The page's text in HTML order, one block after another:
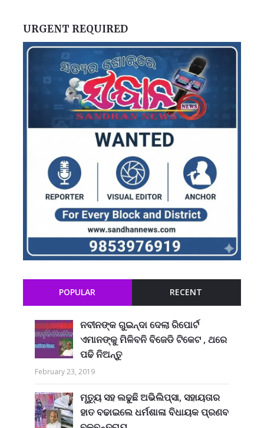
URGENT REQUIRED
POPULAR RECENT
ନବୀନଙ୍କ ଗୁଇନ୍ଦା ଦେଲା ରିପୋର୍ଟ
ଏମାନଙ୍କୁ ମିଳିବନି ବିଜେଡି ଟିକେଟ , ଥରେ
ପଢି ନିଅନ୍ତୁ
February 23, 2019
ମୃତ୍ୟୁ ସହ ଲଢୁଛି ଅଭିଲିପ୍ସା, ସହାୟତାର
ହାତ ବଢାଇଲେ ଧର୍ମଶାଳା ବିଧାୟକ ପ୍ରଣବ